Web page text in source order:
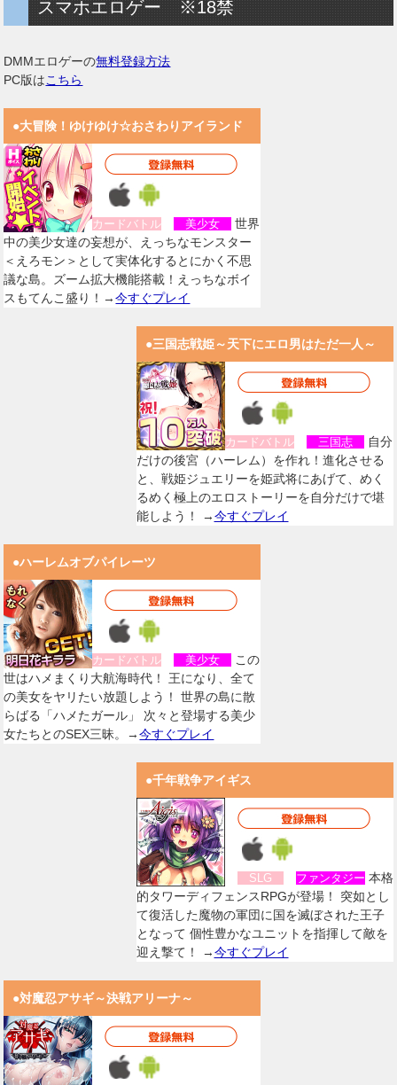
スマホエロゲー ※18禁
DMMエロゲーの無料登録方法
PC版はこちら
●大冒険！ゆけゆけ☆おさわりアイランド
カードバトル 美少女
世界
中の美少女達の妄想が、えっちなモンスター
＜えろモン＞として実体化するとにかく不思
議な島。ズーム拡大機能搭載！えっちなボイ
スもてんこ盛り！→今すぐプレイ
●三国志戦姫～天下にエロ男はただ一人～
カードバトル 三国志
自分
だけの後宮（ハーレム）を作れ！進化させる
と、戦姫ジュエリーを姫武将にあげて、めく
るめく極上のエロストーリーを自分だけで堪
能しよう！ →今すぐプレイ
●ハーレムオブパイレーツ
カードバトル 美少女
この
世はハメまくり大航海時代！ 王になり、全て
の美女をヤリたい放題しよう！ 世界の島に散
らばる「ハメたガール」 次々と登場する美少
女たちとのSEX三昧。→今すぐプレイ
●千年戦争アイギス
SLG ファンタジー 本格
的タワーディフェンスRPGが登場！ 突如とし
て復活した魔物の軍団に国を滅ぼされた王子
となって 個性豊かなユニットを指揮して敵を
迎え撃て！ →今すぐプレイ
●対魔忍アサギ～決戦アリーナ～